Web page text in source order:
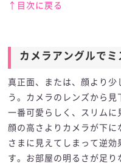
↑目次に戻る
カメラアングルでミ
真正面、または、顔より少
う。カメラのレンズから
一番可愛らしく、スリムに
顔の高さよりカメラが下に
さまに見えてしまって逆
す。お部屋の明るさが足り